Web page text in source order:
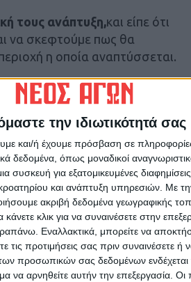
την ιδιωτικότητά σας
και/ή έχουμε πρόσβαση σε
δεδομένα, όπως μοναδικοί
για εξατομικευμένες
και ανάπτυξη υπηρεσιών. Με
ακριβή δεδομένα γεωγραφικής
κλικ για να συναινέσετε στην
Εναλλακτικά, μπορείτε να
τις προτιμήσεις σας πριν συναινέσετε ή
προσωπικών σας δεδομένων ενδέχεται
να αρνηθείτε αυτήν την επεξεργασία.
τους ανάπτυξη,και είπε ότι
να σκεφτούμε πως θα
η οποία αναπτύσσεται.
έγινε μια επανάσταση και δεν
Προσέθεσε ότι η καινοτομία
ζωής και οι ιδέες θα έρθουν
τις οποίες μπορεί να τις
στη συνέχεια.
προληπτικά έργα
για
στοίχισε κοντά στο 1 δις.,
του φαινομένου, ενώ είπε
ότι στο παρελθόν λόγω